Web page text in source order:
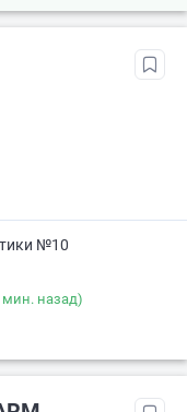
№10
назад)